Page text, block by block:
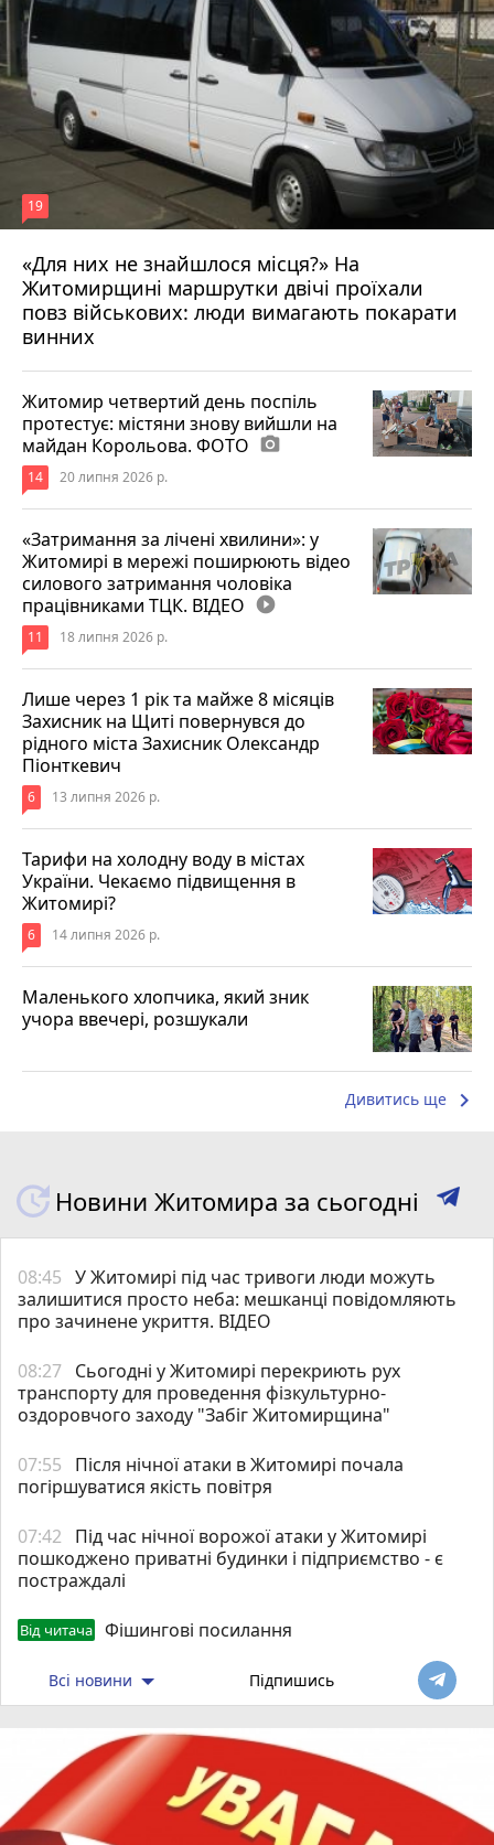
«Для них не знайшлося місця?» На
Житомирщині маршрутки двічі проїхали
повз військових: люди вимагають покарати
винних
19
17 липня 2026 р.
Житомир четвертий день поспіль
протестує: містяни знову вийшли на
майдан Корольова. ФОТО photo_camera
14 20 липня 2026 р.
«Затримання за лічені хвилини»: у
Житомирі в мережі поширюють відео
силового затримання чоловіка
працівниками ТЦК. ВІДЕО play_circle_filled
11 18 липня 2026 р.
Лише через 1 рік та майже 8 місяців
Захисник на Щиті повернувся до
рідного міста Захисник Олександр
Піонткевич
6 13 липня 2026 р.
Тарифи на холодну воду в містах
України. Чекаємо підвищення в
Житомирі?
6 14 липня 2026 р.
Маленького хлопчика, який зник
учора ввечері, розшукали
Дивитись ще keyboard_arrow_right
Новини Житомира за сьогодні
08:45 У Житомирі під час тривоги люди можуть
залишитися просто неба: мешканці повідомляють
про зачинене укриття. ВІДЕО
08:27 Сьогодні у Житомирі перекриють рух
транспорту для проведення фізкультурно-
оздоровчого заходу "Забіг Житомирщина"
07:55
Після нічної атаки в Житомирі почала
погіршуватися якість повітря
07:42
Під час нічної ворожої атаки у Житомирі
пошкоджено приватні будинки і підприємство - є
постраждалі
Від читача Фішингові посилання
Всі новини Підпишись